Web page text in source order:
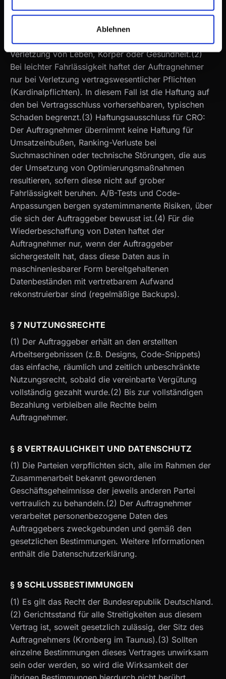
Ablehnen
§ 6 HAFTUNG
(1) Der Auftragnehmer haftet unbeschränkt bei
Vorsatz und grober Fahrlässigkeit sowie bei
Verletzung von Leben, Körper oder Gesundheit.(2)
Bei leichter Fahrlässigkeit haftet der Auftragnehmer
nur bei Verletzung vertragswesentlicher Pflichten
(Kardinalpflichten). In diesem Fall ist die Haftung auf
den bei Vertragsschluss vorhersehbaren, typischen
Schaden begrenzt.(3) Haftungsausschluss für CRO:
Der Auftragnehmer übernimmt keine Haftung für
Umsatzeinbußen, Ranking-Verluste bei
Suchmaschinen oder technische Störungen, die aus
der Umsetzung von Optimierungsmaßnahmen
resultieren, sofern diese nicht auf grober
Fahrlässigkeit beruhen. A/B-Tests und Code-
Anpassungen bergen systemimmanente Risiken, über
die sich der Auftraggeber bewusst ist.(4) Für die
Wiederbeschaffung von Daten haftet der
Auftragnehmer nur, wenn der Auftraggeber
sichergestellt hat, dass diese Daten aus in
maschinenlesbarer Form bereitgehaltenen
Datenbeständen mit vertretbarem Aufwand
rekonstruierbar sind (regelmäßige Backups).
§ 7 NUTZUNGSRECHTE
(1) Der Auftraggeber erhält an den erstellten
Arbeitsergebnissen (z.B. Designs, Code-Snippets)
das einfache, räumlich und zeitlich unbeschränkte
Nutzungsrecht, sobald die vereinbarte Vergütung
vollständig gezahlt wurde.(2) Bis zur vollständigen
Bezahlung verbleiben alle Rechte beim
Auftragnehmer.
§ 8 VERTRAULICHKEIT UND DATENSCHUTZ
(1) Die Parteien verpflichten sich, alle im Rahmen der
Zusammenarbeit bekannt gewordenen
Geschäftsgeheimnisse der jeweils anderen Partei
vertraulich zu behandeln.(2) Der Auftragnehmer
verarbeitet personenbezogene Daten des
Auftraggebers zweckgebunden und gemäß den
gesetzlichen Bestimmungen. Weitere Informationen
enthält die Datenschutzerklärung.
§ 9 SCHLUSSBESTIMMUNGEN
(1) Es gilt das Recht der Bundesrepublik Deutschland.
(2) Gerichtsstand für alle Streitigkeiten aus diesem
Vertrag ist, soweit gesetzlich zulässig, der Sitz des
Auftragnehmers (Kronberg im Taunus).(3) Sollten
einzelne Bestimmungen dieses Vertrages unwirksam
sein oder werden, so wird die Wirksamkeit der